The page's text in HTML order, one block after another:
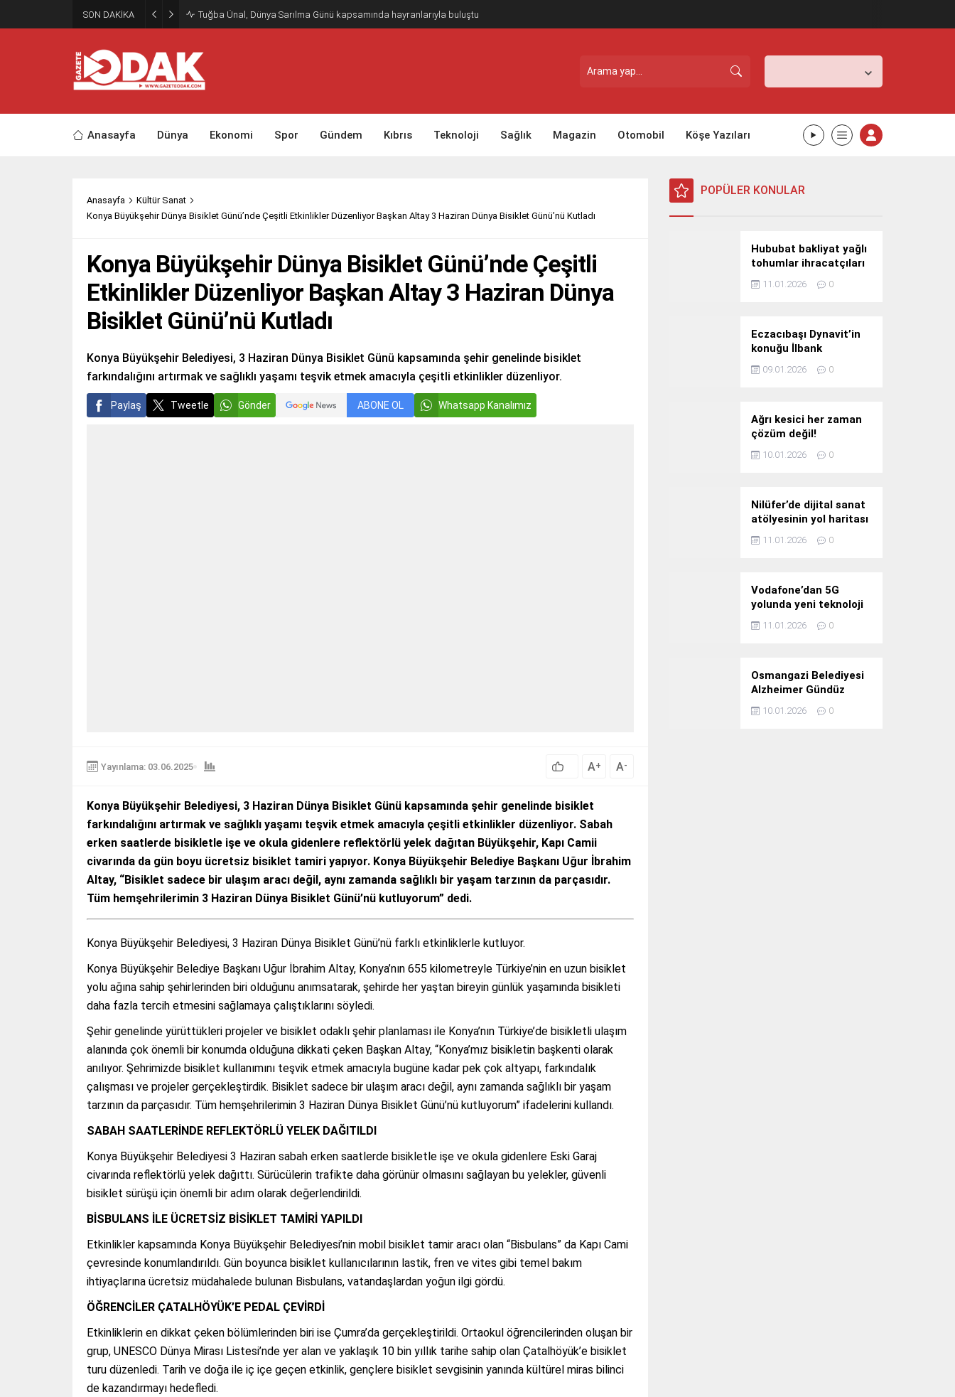
SON DAKİKA Tuğba Ünal, Dünya Sarılma Günü kapsamında hayranlarıyla buluştu
Anasayfa Dünya Ekonomi Spor Gündem Kıbrıs Teknoloji Sağlık Magazin Otomobil Köşe Yazıları
Anasayfa
Kültür Sanat
Konya Büyükşehir Dünya Bisiklet Günü’nde Çeşitli Etkinlikler Düzenliyor Başkan Altay 3 Haziran Dünya Bisiklet Günü’nü Kutladı
Konya Büyükşehir Dünya Bisiklet Günü’nde Çeşitli
Etkinlikler Düzenliyor Başkan Altay 3 Haziran Dünya
Bisiklet Günü’nü Kutladı
Konya Büyükşehir Belediyesi, 3 Haziran Dünya Bisiklet Günü kapsamında şehir genelinde bisiklet
farkındalığını artırmak ve sağlıklı yaşamı teşvik etmek amacıyla çeşitli etkinlikler düzenliyor.
Paylaş Tweetle Gönder ABONE OL Whatsapp Kanalımız
Yayınlama: 03.06.2025 A+ A-
Konya Büyükşehir Belediyesi, 3 Haziran Dünya Bisiklet Günü kapsamında şehir genelinde bisiklet
farkındalığını artırmak ve sağlıklı yaşamı teşvik etmek amacıyla çeşitli etkinlikler düzenliyor. Sabah
erken saatlerde bisikletle işe ve okula gidenlere reflektörlü yelek dağıtan Büyükşehir, Kapı Camii
civarında da gün boyu ücretsiz bisiklet tamiri yapıyor. Konya Büyükşehir Belediye Başkanı Uğur İbrahim
Altay, “Bisiklet sadece bir ulaşım aracı değil, aynı zamanda sağlıklı bir yaşam tarzının da parçasıdır.
Tüm hemşehrilerimin 3 Haziran Dünya Bisiklet Günü’nü kutluyorum” dedi.
Konya Büyükşehir Belediyesi, 3 Haziran Dünya Bisiklet Günü’nü farklı etkinliklerle kutluyor.
Konya Büyükşehir Belediye Başkanı Uğur İbrahim Altay, Konya’nın 655 kilometreyle Türkiye’nin en uzun bisiklet
yolu ağına sahip şehirlerinden biri olduğunu anımsatarak, şehirde her yaştan bireyin günlük yaşamında bisikleti
daha fazla tercih etmesini sağlamaya çalıştıklarını söyledi.
Şehir genelinde yürüttükleri projeler ve bisiklet odaklı şehir planlaması ile Konya’nın Türkiye’de bisikletli ulaşım
alanında çok önemli bir konumda olduğuna dikkati çeken Başkan Altay, “Konya’mız bisikletin başkenti olarak
anılıyor. Şehrimizde bisiklet kullanımını teşvik etmek amacıyla bugüne kadar pek çok altyapı, farkındalık
çalışması ve projeler gerçekleştirdik. Bisiklet sadece bir ulaşım aracı değil, aynı zamanda sağlıklı bir yaşam
tarzının da parçasıdır. Tüm hemşehrilerimin 3 Haziran Dünya Bisiklet Günü’nü kutluyorum” ifadelerini kullandı.
SABAH SAATLERİNDE REFLEKTÖRLÜ YELEK DAĞITILDI
Konya Büyükşehir Belediyesi 3 Haziran sabah erken saatlerde bisikletle işe ve okula gidenlere Eski Garaj
civarında reflektörlü yelek dağıttı. Sürücülerin trafikte daha görünür olmasını sağlayan bu yelekler, güvenli
bisiklet sürüşü için önemli bir adım olarak değerlendirildi.
BİSBULANS İLE ÜCRETSİZ BİSİKLET TAMİRİ YAPILDI
Etkinlikler kapsamında Konya Büyükşehir Belediyesi’nin mobil bisiklet tamir aracı olan “Bisbulans” da Kapı Cami
çevresinde konumlandırıldı. Gün boyunca bisiklet kullanıcılarının lastik, fren ve vites gibi temel bakım
ihtiyaçlarına ücretsiz müdahalede bulunan Bisbulans, vatandaşlardan yoğun ilgi gördü.
ÖĞRENCİLER ÇATALHÖYÜK’E PEDAL ÇEVİRDİ
Etkinliklerin en dikkat çeken bölümlerinden biri ise Çumra’da gerçekleştirildi. Ortaokul öğrencilerinden oluşan bir
grup, UNESCO Dünya Mirası Listesi’nde yer alan ve yaklaşık 10 bin yıllık tarihe sahip olan Çatalhöyük’e bisiklet
turu düzenledi. Tarih ve doğa ile iç içe geçen etkinlik, gençlere bisiklet sevgisinin yanında kültürel miras bilinci
de kazandırmayı hedefledi.
POPÜLER KONULAR
Hububat bakliyat yağlı
tohumlar ihracatçıları
Güney Kore yolcusu
11.01.2026 0
Eczacıbaşı Dynavit’in
konuğu İlbank
09.01.2026 0
Ağrı kesici her zaman
çözüm değil!
10.01.2026 0
Nilüfer’de dijital sanat
atölyesinin yol haritası
konuşuldu
11.01.2026 0
Vodafone’dan 5G
yolunda yeni teknoloji
yatırımı
11.01.2026 0
Osmangazi Belediyesi
Alzheimer Gündüz
Bakım Evi 3. Yılını
Kutladı
10.01.2026 0